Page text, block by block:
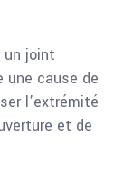
joint
cause de
l’extrémité
et de